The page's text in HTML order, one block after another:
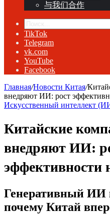
与我们合作
TikTok
Telegram
vk.com
YouTube
Facebook
Главная/Новости Китая/
внедряют ИИ: рост
Искусственный интеллект
Китайские
внедряют ИИ:
эффективности
Генеративный ИИ
почему Китай